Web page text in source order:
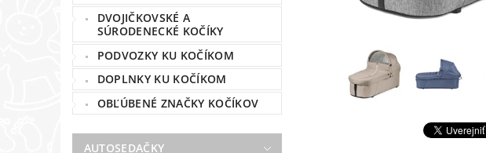
DVOJIČKOVSKÉ A
SÚRODENECKÉ KOČÍKY
PODVOZKY KU KOČÍKOM
DOPLNKY KU KOČÍKOM
OBĽÚBENÉ ZNAČKY KOČÍKOV
AUTOSEDAČKY